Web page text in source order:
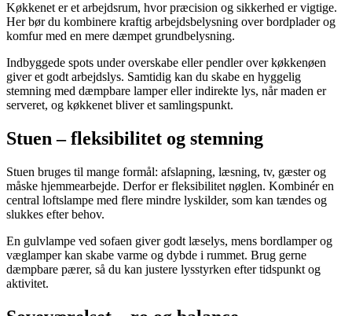
Køkkenet er et arbejdsrum, hvor præcision og sikkerhed er vigtige.
Her bør du kombinere kraftig arbejdsbelysning over bordplader og
komfur med en mere dæmpet grundbelysning.
Indbyggede spots under overskabe eller pendler over køkkenøen
giver et godt arbejdslys. Samtidig kan du skabe en hyggelig
stemning med dæmpbare lamper eller indirekte lys, når maden er
serveret, og køkkenet bliver et samlingspunkt.
Stuen – fleksibilitet og stemning
Stuen bruges til mange formål: afslapning, læsning, tv, gæster og
måske hjemmearbejde. Derfor er fleksibilitet nøglen. Kombinér en
central loftslampe med flere mindre lyskilder, som kan tændes og
slukkes efter behov.
En gulvlampe ved sofaen giver godt læselys, mens bordlamper og
væglamper kan skabe varme og dybde i rummet. Brug gerne
dæmpbare pærer, så du kan justere lysstyrken efter tidspunkt og
aktivitet.